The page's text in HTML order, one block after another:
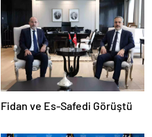
Fidan ve Es-Safedi Görüştü